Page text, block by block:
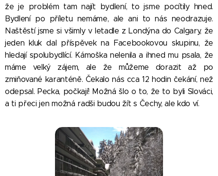
že je problém tam najít bydlení, to jsme pocítily hned.
Bydlení po příletu nemáme, ale ani to nás neodrazuje.
Naštěstí jsme si všimly v letadle z Londýna do Calgary, že
jeden kluk dal příspěvek na Facebookovou skupinu, že
hledají spolubydlící. Kámoška nelenila a ihned mu psala, že
máme velký zájem, ale že můžeme dorazit až po
zmiňované karanténě. Čekalo nás cca 12 hodin čekání, než
odepsal. Pecka, počkají! Možná šlo o to, že to byli Slováci,
a ti přeci jen možná radši budou žít s Čechy, ale kdo ví.😊